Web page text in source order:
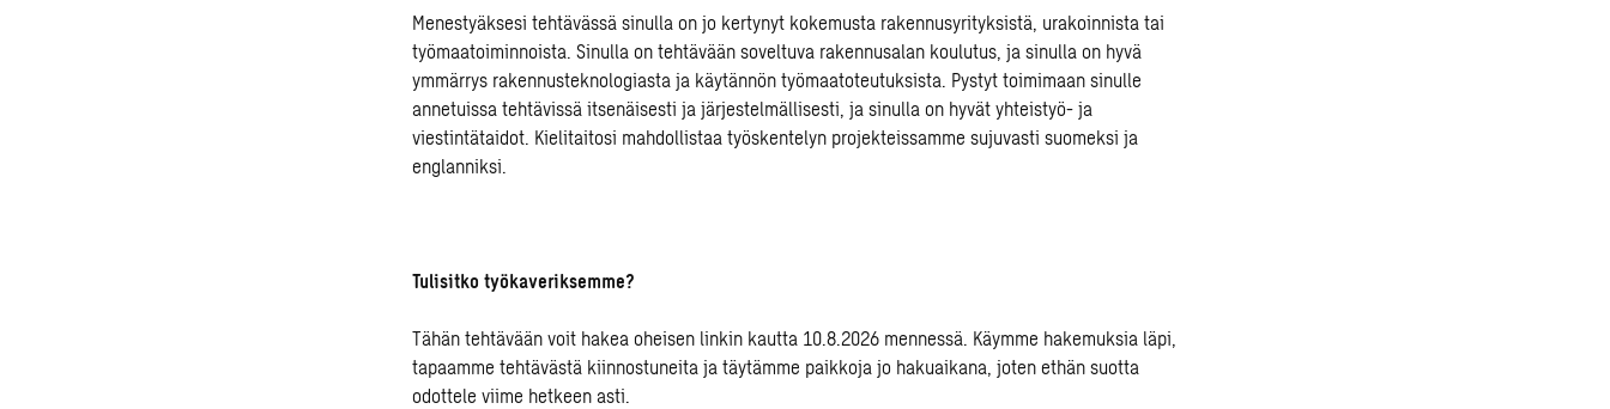
Menestyäksesi tehtävässä sinulla on jo kertynyt kokemusta rakennusyrityksistä, urakoinnista tai
työmaatoiminnoista. Sinulla on tehtävään soveltuva rakennusalan koulutus, ja sinulla on hyvä
ymmärrys rakennusteknologiasta ja käytännön työmaatoteutuksista. Pystyt toimimaan sinulle
annetuissa tehtävissä itsenäisesti ja järjestelmällisesti, ja sinulla on hyvät yhteistyö- ja
viestintätaidot. Kielitaitosi mahdollistaa työskentelyn projekteissamme sujuvasti suomeksi ja
englanniksi.
Tulisitko työkaveriksemme?
Tähän tehtävään voit hakea oheisen linkin kautta 10.8.2026 mennessä. Käymme hakemuksia läpi,
tapaamme tehtävästä kiinnostuneita ja täytämme paikkoja jo hakuaikana, joten ethän suotta
odottele viime hetkeen asti.